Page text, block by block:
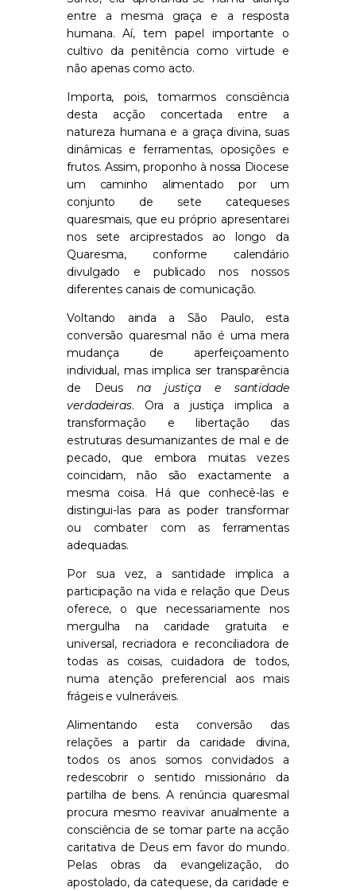
entre a mesma graça e a resposta
humana. Aí, tem papel importante o
cultivo da penitência como virtude e
não apenas como acto.
Importa, pois, tomarmos consciência
desta acção concertada entre a
natureza humana e a graça divina, suas
dinâmicas e ferramentas, oposições e
frutos. Assim, proponho à nossa Diocese
um caminho alimentado por um
conjunto de sete catequeses
quaresmais, que eu próprio apresentarei
nos sete arciprestados ao longo da
Quaresma, conforme calendário
divulgado e publicado nos nossos
diferentes canais de comunicação.
Voltando ainda a São Paulo, esta
conversão quaresmal não é uma mera
mudança de aperfeiçoamento
individual, mas implica ser transparência
de Deusna justiça e santidade
verdadeiras. Ora a justiça implica a
transformação e libertação das
estruturas desumanizantes de mal e de
pecado, que embora muitas vezes
coincidam, não são exactamente a
mesma coisa. Há que conhecê-las e
distingui-las para as poder transformar
ou combater com as ferramentas
adequadas.
Por sua vez, a santidade implica a
participação na vida e relação que Deus
oferece, o que necessariamente nos
mergulha na caridade gratuita e
universal, recriadora e reconciliadora de
todas as coisas, cuidadora de todos,
numa atenção preferencial aos mais
frágeis e vulneráveis.
Alimentando esta conversão das
relações a partir da caridade divina,
todos os anos somos convidados a
redescobrir o sentido missionário da
partilha de bens. A renúncia quaresmal
procura mesmo reavivar anualmente a
consciência de se tomar parte na acção
caritativa de Deus em favor do mundo.
Pelas obras da evangelização, do
apostolado, da catequese, da caridade e